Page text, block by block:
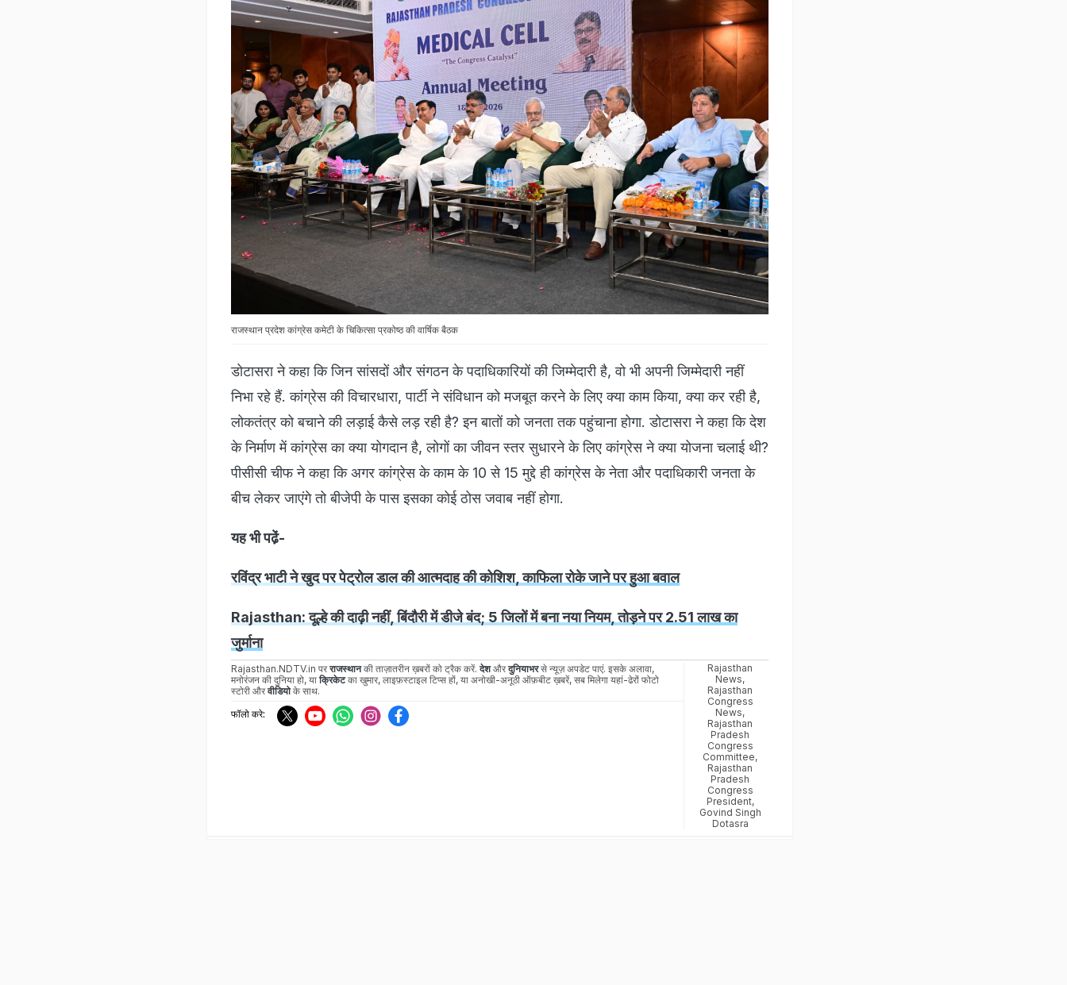
राजस्थान प्रदेश कांग्रेस कमेटी के चिकित्सा प्रकोष्ठ की वार्षिक बैठक
डोटासरा ने कहा कि जिन सांसदों और संगठन के पदाधिकारियों की जिम्मेदारी है, वो भी अपनी जिम्मेदारी नहीं
निभा रहे हैं. कांग्रेस की विचारधारा, पार्टी ने संविधान को मजबूत करने के लिए क्या काम किया, क्या कर रही है,
लोकतंत्र को बचाने की लड़ाई कैसे लड़ रही है? इन बातों को जनता तक पहुंचाना होगा. डोटासरा ने कहा कि देश
के निर्माण में कांग्रेस का क्या योगदान है, लोगों का जीवन स्तर सुधारने के लिए कांग्रेस ने क्या योजना चलाई थी?
पीसीसी चीफ ने कहा कि अगर कांग्रेस के काम के 10 से 15 मुद्दे ही कांग्रेस के नेता और पदाधिकारी जनता के
बीच लेकर जाएंगे तो बीजेपी के पास इसका कोई ठोस जवाब नहीं होगा.
यह भी पढे़ं-
रविंद्र भाटी ने खुद पर पेट्रोल डाल की आत्मदाह की कोशिश, काफिला रोके जाने पर हुआ बवाल
Rajasthan: दूल्हे की दाढ़ी नहीं, बिंदौरी में डीजे बंद; 5 जिलों में बना नया नियम, तोड़ने पर 2.51 लाख का
जुर्माना
Rajasthan.NDTV.in परराजस्थानकी ताज़ातरीन ख़बरों को ट्रैक करें. देशऔरदुनियाभरसे न्यूज़ अपडेट पाएं. इसके अलावा,
मनोरंजन की दुनिया हो, या क्रिकेटका खुमार, लाइफ़स्टाइल टिप्स हों, या अनोखी-अनूठी ऑफ़बीट ख़बरें, सब मिलेगा यहां-ढेरों फोटो
स्टोरी औरवीडियोके साथ.
फॉलो करे:
Rajasthan
News,
Rajasthan
Congress
News,
Rajasthan
Pradesh
Congress
Committee,
Rajasthan
Pradesh
Congress
President,
Govind Singh
Dotasra